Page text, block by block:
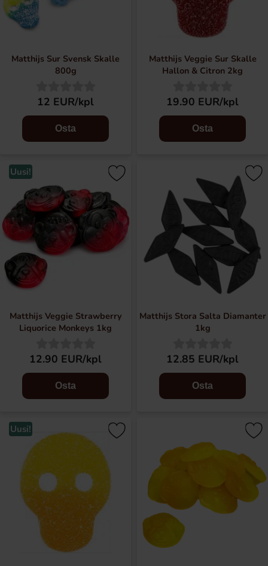
Matthijs Sur Svensk Skalle
800g
12 EUR/kpl
Osta
Matthijs Veggie Sur Skalle
Hallon & Citron 2kg
19.90 EUR/kpl
Osta
Uusi!
Matthijs Veggie Strawberry
Liquorice Monkeys 1kg
12.90 EUR/kpl
Osta
Matthijs Stora Salta Diamanter
1kg
12.85 EUR/kpl
Osta
Uusi!